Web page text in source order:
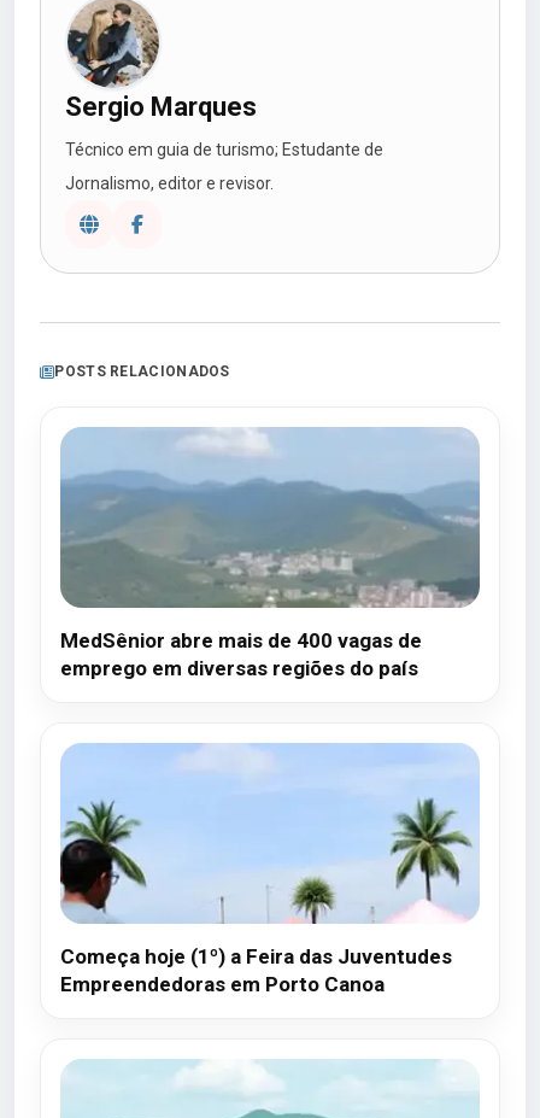
Sergio Marques
Técnico em guia de turismo; Estudante de
Jornalismo, editor e revisor.
POSTS RELACIONADOS
MedSênior abre mais de 400 vagas de
emprego em diversas regiões do país
Começa hoje (1º) a Feira das Juventudes
Empreendedoras em Porto Canoa